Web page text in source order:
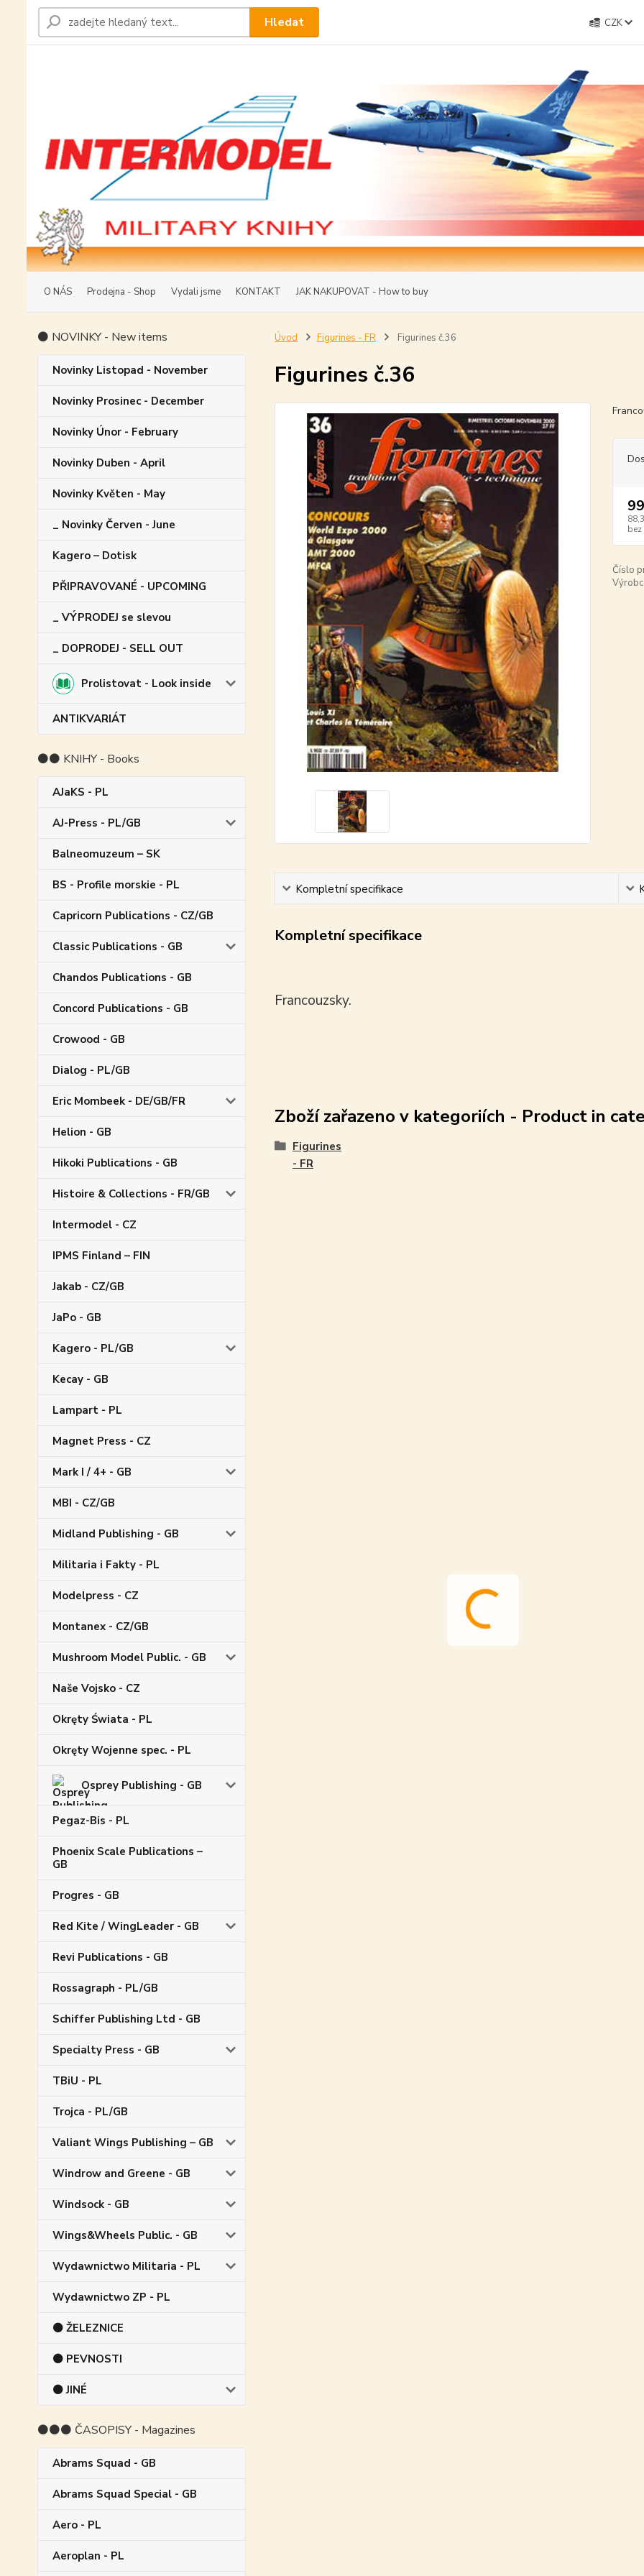
O NÁS Prodejna - Shop Vydali jsme KONTAKT JAK NAKUPOVAT - How to buy
CZK
Hledat
⚫ NOVINKY - New items
Novinky Listopad - November
Novinky Prosinec - December
Novinky Únor - February
Novinky Duben - April
Novinky Květen - May
_ Novinky Červen - June
Kagero – Dotisk
PŘIPRAVOVANÉ - UPCOMING
_ VÝPRODEJ se slevou
_ DOPRODEJ - SELL OUT
Prolistovat - Look inside
ANTIKVARIÁT
⚫⚫ KNIHY - Books
AJaKS - PL
AJ-Press - PL/GB
Balneomuzeum – SK
BS - Profile morskie - PL
Capricorn Publications - CZ/GB
Classic Publications - GB
Chandos Publications - GB
Concord Publications - GB
Crowood - GB
Dialog - PL/GB
Eric Mombeek - DE/GB/FR
Helion - GB
Hikoki Publications - GB
Histoire & Collections - FR/GB
Intermodel - CZ
IPMS Finland – FIN
Jakab - CZ/GB
JaPo - GB
Kagero - PL/GB
Kecay - GB
Lampart - PL
Magnet Press - CZ
Mark I / 4+ - GB
MBI - CZ/GB
Midland Publishing - GB
Militaria i Fakty - PL
Modelpress - CZ
Montanex - CZ/GB
Mushroom Model Public. - GB
Naše Vojsko - CZ
Okręty Świata - PL
Okręty Wojenne spec. - PL
Osprey Publishing - GB
Pegaz-Bis - PL
Phoenix Scale Publications –
GB
Progres - GB
Red Kite / WingLeader - GB
Revi Publications - GB
Rossagraph - PL/GB
Schiffer Publishing Ltd - GB
Specialty Press - GB
TBiU - PL
Trojca - PL/GB
Valiant Wings Publishing – GB
Windrow and Greene - GB
Windsock - GB
Wings&Wheels Public. - GB
Wydawnictwo Militaria - PL
Wydawnictwo ZP - PL
⚫ ŽELEZNICE
⚫ PEVNOSTI
⚫ JINÉ
⚫⚫⚫ ČASOPISY - Magazines
Abrams Squad - GB
Abrams Squad Special - GB
Aero - PL
Aeroplan - PL
Úvod Figurines - FR Figurines č.36
Figurines č.36
bez
Číslo
Kompletní specifikace
Kompletní specifikace
Francouzsky.
Zboží zařazeno v kategoriích - Product in
Figurines
- FR